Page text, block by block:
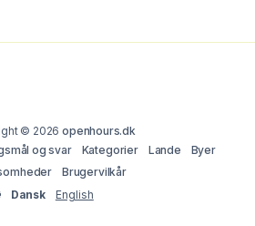
© 2026openhours.dk
og svar Kategorier Lande
Byer
Brugervilkår
Dansk
English